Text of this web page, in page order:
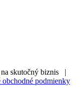
skutočný biznis |
obchodné podmienky